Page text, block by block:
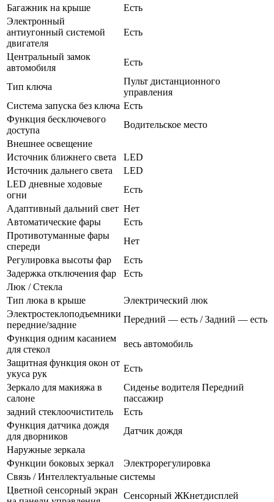
Багажник на крыше
Есть
Электронный
антиугонный системой
двигателя
Есть
Центральный замок
автомобиля
Есть
Тип ключа
Пульт дистанционного
управления
Система запуска без ключа Есть
Функция бесключевого
доступа
Водительское место
Внешнее освещение
Источник ближнего света
LED
Источник дальнего света
LED
LED дневные ходовые
огни
Есть
Адаптивный дальний свет Нет
Автоматические фары
Есть
Противотуманные фары
спереди
Нет
Регулировка высоты фар
Есть
Задержка отключения фар
Есть
Люк / Стекла
Тип люка в крыше
Электрический люк
Электростеклоподъемники
передние/задние
Передний — есть / Задний — есть
Функция одним касанием
для стекол
весь автомобиль
Защитная функция окон от
укуса рук
Есть
Зеркало для макияжа в
салоне
Сиденье водителя Передний
пассажир
задний стеклоочиститель
Есть
Функция датчика дождя
для дворников
Датчик дождя
Наружные зеркала
Функции боковых зеркал
Электрорегулировка
Связь / Интеллектуальные системы
Цветной сенсорный экран
Сенсорный ЖКнетдисплей